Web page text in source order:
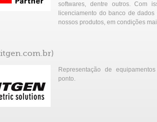
softwares, dentre outros. Com
licenciamento do banco de
nossos produtos, em condições
)
Representação de
ponto.